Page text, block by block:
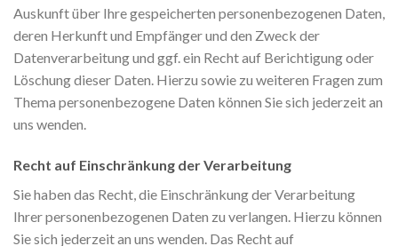
Auskunft über Ihre gespeicherten personenbezogenen Daten,
deren Herkunft und Empfänger und den Zweck der
Datenverarbeitung und ggf. ein Recht auf Berichtigung oder
Löschung dieser Daten. Hierzu sowie zu weiteren Fragen zum
Thema personenbezogene Daten können Sie sich jederzeit an
uns wenden.
Recht auf Einschränkung der Verarbeitung
Sie haben das Recht, die Einschränkung der Verarbeitung
Ihrer personenbezogenen Daten zu verlangen. Hierzu können
Sie sich jederzeit an uns wenden. Das Recht auf